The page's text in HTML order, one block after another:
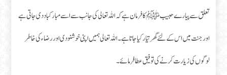
تعلق سے پیارے حبیب ﷺ کا فرمان ہے کہ اللہ تعالی کی جانب سے اسے مبارکباد دی جاتی ہے
اور جنت میں اس کے لئے گھر تیار کیا جاتا ہے۔ اللہ تعالی ہمیں اپنی خوشنودی اور رضاء کی خاطر
لوگوں کی زیارت کرنے کی توفیق عطا فرمائے۔